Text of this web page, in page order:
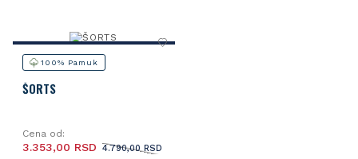
100% Pamuk
ŠORTS
Cena od:
4.790,00 RSD
3.353,00 RSD